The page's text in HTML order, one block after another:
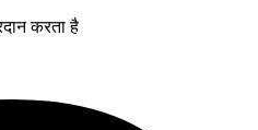
करता है